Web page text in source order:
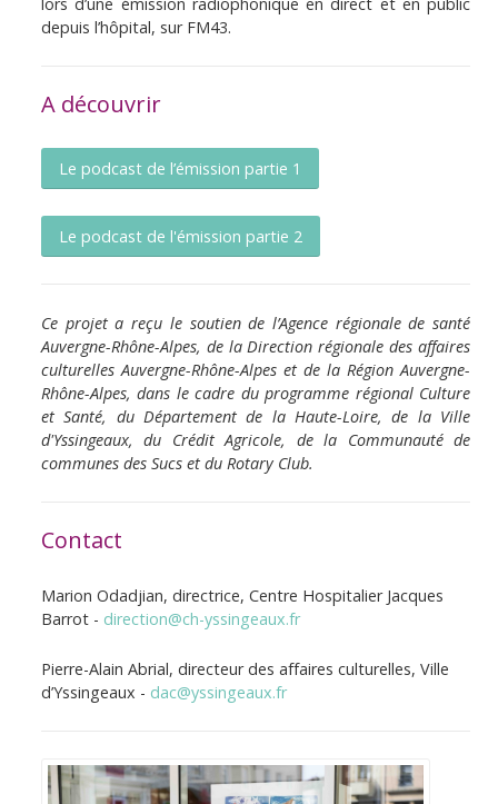
depuis l’hôpital, sur FM43.
A découvrir
Le podcast de l’émission partie 1
Le podcast de l'émission partie 2
Ce projet a reçu le soutien de l’Agence régionale de santé
Auvergne-Rhône-Alpes, de la Direction régionale des affaires
culturelles Auvergne-Rhône-Alpes et de la Région Auvergne-
Rhône-Alpes, dans le cadre du programme régional Culture
et Santé, du Département de la Haute-Loire, de la Ville
d'Yssingeaux, du Crédit Agricole, de la Communauté de
communes des Sucs et du Rotary Club.
Contact
Marion Odadjian, directrice, Centre Hospitalier Jacques
Barrot - direction@ch-yssingeaux.fr
Pierre-Alain Abrial, directeur des affaires culturelles, Ville
d’Yssingeaux - dac@yssingeaux.fr